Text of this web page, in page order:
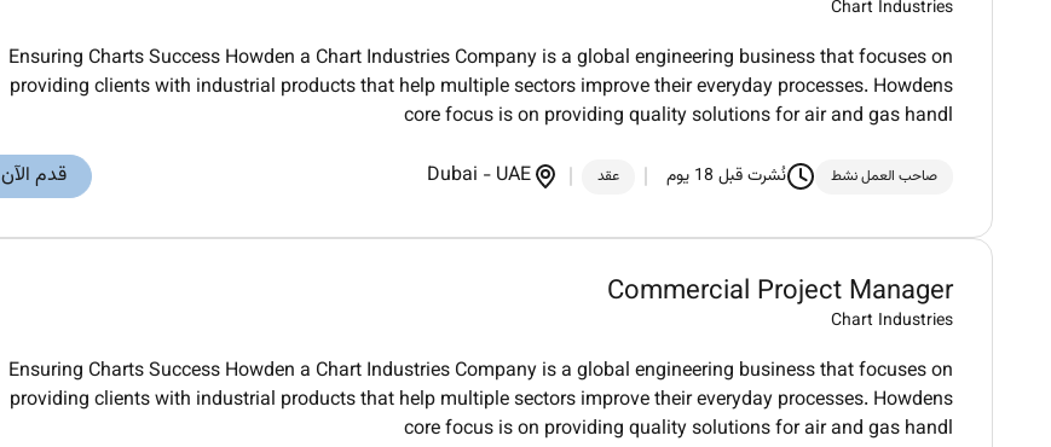
Chart Industries
Ensuring Charts Success Howden a Chart Industries Company is a global engineering business that focuses on
providing clients with industrial products that help multiple sectors improve their everyday processes. Howdens
core focus is on providing quality solutions for air and gas handl
صاحب العمل نشط نُشرت قبل 18 يوم عقد Dubai - UAE قدم الآن
Commercial Project Manager
Chart Industries
Ensuring Charts Success Howden a Chart Industries Company is a global engineering business that focuses on
providing clients with industrial products that help multiple sectors improve their everyday processes. Howdens
core focus is on providing quality solutions for air and gas handl